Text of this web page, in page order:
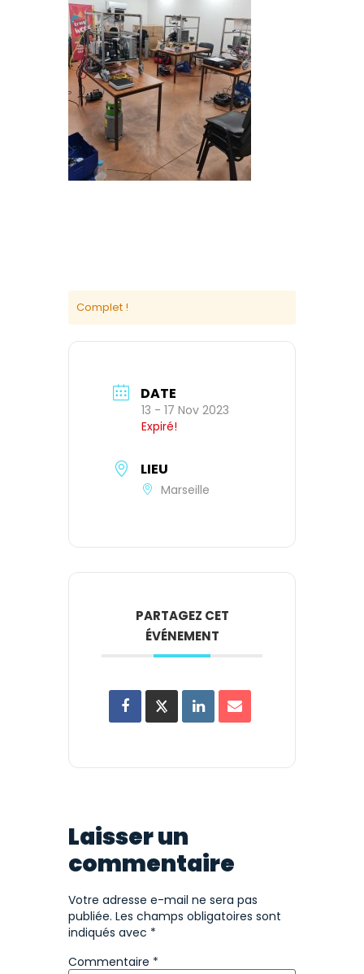
Complet !
DATE
13 - 17 Nov 2023
Expiré!
LIEU
Marseille
PARTAGEZ CET
ÉVÉNEMENT
Laisser un
commentaire
Votre adresse e-mail ne sera pas
publiée. Les champs obligatoires sont
indiqués avec *
Commentaire *